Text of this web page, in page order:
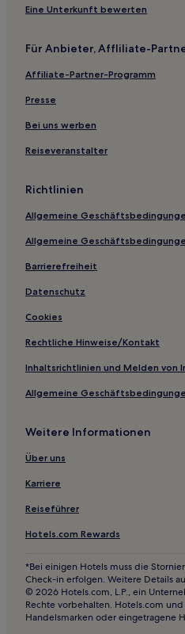
Temora Hotels
Temora Shire: Hotels
Wagga Wagga Hotels
Humula Hotels
Ryan Hotels
Luxus in Albury
Hotels mit Küchenzeile in
Ski nahe Lake Crackenback
Ski in Perisher Valley
Eine Unterkunft bewerten
Für Anbieter, Affliliate-
Affiliate-Partner-Programm
Presse
Bei uns werben
Reiseveranstalter
Richtlinien
Allgemeine
Allgemeine
Barrierefreiheit
Datenschutz
Cookies
Rechtliche Hinweise/Kontakt
Inhaltsrichtlinien und Melden von
Allgemeine
Weitere Informationen
Über uns
Karriere
Reiseführer
Hotels.com Rewards
*Bei einigen Hotels muss die
Check-in erfolgen. Weitere Details
© 2026 Hotels.com, L.P., ein
Rechte vorbehalten. Hotels.com
Handelsmarken oder eingetragene